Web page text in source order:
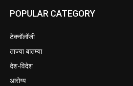
POPULAR CATEGORY
टेक्नॉलॉजी
ताज्या बातम्या
देश-विदेश
आरोग्य